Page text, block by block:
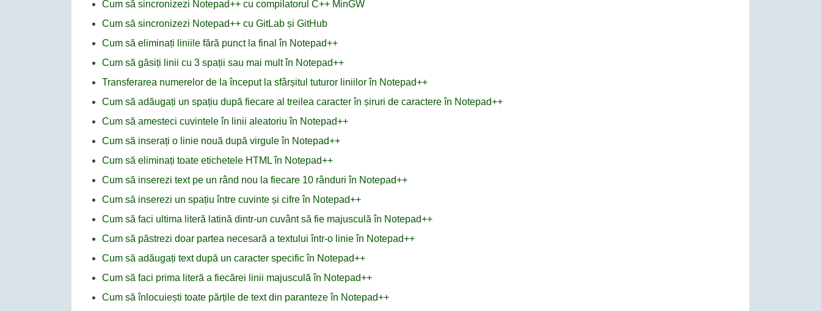
Cum să sincronizezi Notepad++ cu compilatorul C++ MinGW
Cum să sincronizezi Notepad++ cu GitLab și GitHub
Cum să eliminați liniile fără punct la final în Notepad++
Cum să găsiți linii cu 3 spații sau mai mult în Notepad++
Transferarea numerelor de la început la sfârșitul tuturor liniilor în Notepad++
Cum să adăugați un spațiu după fiecare al treilea caracter în șiruri de caractere în Notepad++
Cum să amesteci cuvintele în linii aleatoriu în Notepad++
Cum să inserați o linie nouă după virgule în Notepad++
Cum să eliminați toate etichetele HTML în Notepad++
Cum să inserezi text pe un rând nou la fiecare 10 rânduri în Notepad++
Cum să inserezi un spațiu între cuvinte și cifre în Notepad++
Cum să faci ultima literă latină dintr-un cuvânt să fie majusculă în Notepad++
Cum să păstrezi doar partea necesară a textului într-o linie în Notepad++
Cum să adăugați text după un caracter specific în Notepad++
Cum să faci prima literă a fiecărei linii majusculă în Notepad++
Cum să înlocuiești toate părțile de text din paranteze în Notepad++